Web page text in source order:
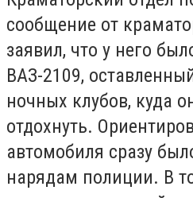
сообщение от
заявил, что у него
ВАЗ-2109,
ночных клубов, куда
отдохнуть.
автомобиля сразу
нарядам полиции. В